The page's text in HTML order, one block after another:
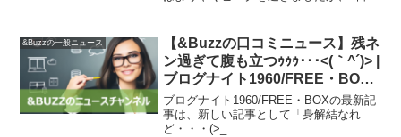
心に地盤が緩んでいるところがありま
す。土砂災害...
&Buzzの一般ニュース
【&Buzzの口コミニュース】残ネ
ン過ぎて腹も立つｩｩｩ･･･<(｀^´)> |
ブログナイト1960/FREE・BOX
– 楽天ブログ
ブログナイト1960/FREE・BOXの最新記
事は、新しい記事として「身解結なれ
ど・・・(>_